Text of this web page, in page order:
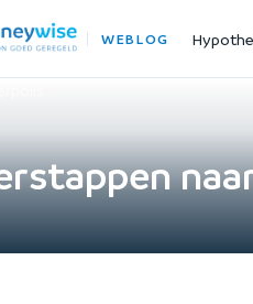
WEBLOG